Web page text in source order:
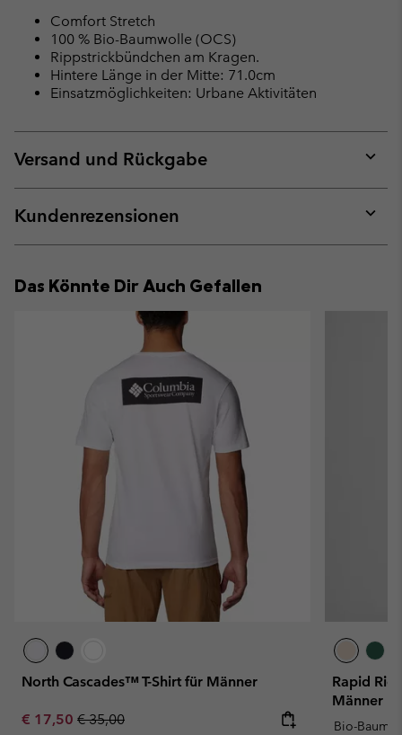
Comfort Stretch
100 % Bio-Baumwolle (OCS)
Rippstrickbündchen am Kragen.
Hintere Länge in der Mitte: 71.0cm
Einsatzmöglichkeiten: Urbane Aktivitäten
Versand und Rückgabe
or
Kundenrezensionen
or
Das Könnte Dir Auch Gefallen
North Cascades™ T-Shirt für Männer
Sale price:
€ 17,50 Regular price:
€ 35,00
Rapid
Männer
Bio-